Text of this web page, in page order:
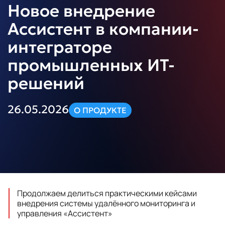
Новое внедрение
Ассистент в компании-
интеграторе
промышленных ИТ-
решений
26.05.2026 О ПРОДУКТЕ
Продолжаем делиться практическими кейсами
внедрения системы удалённого мониторинга и
управления «Ассистент»